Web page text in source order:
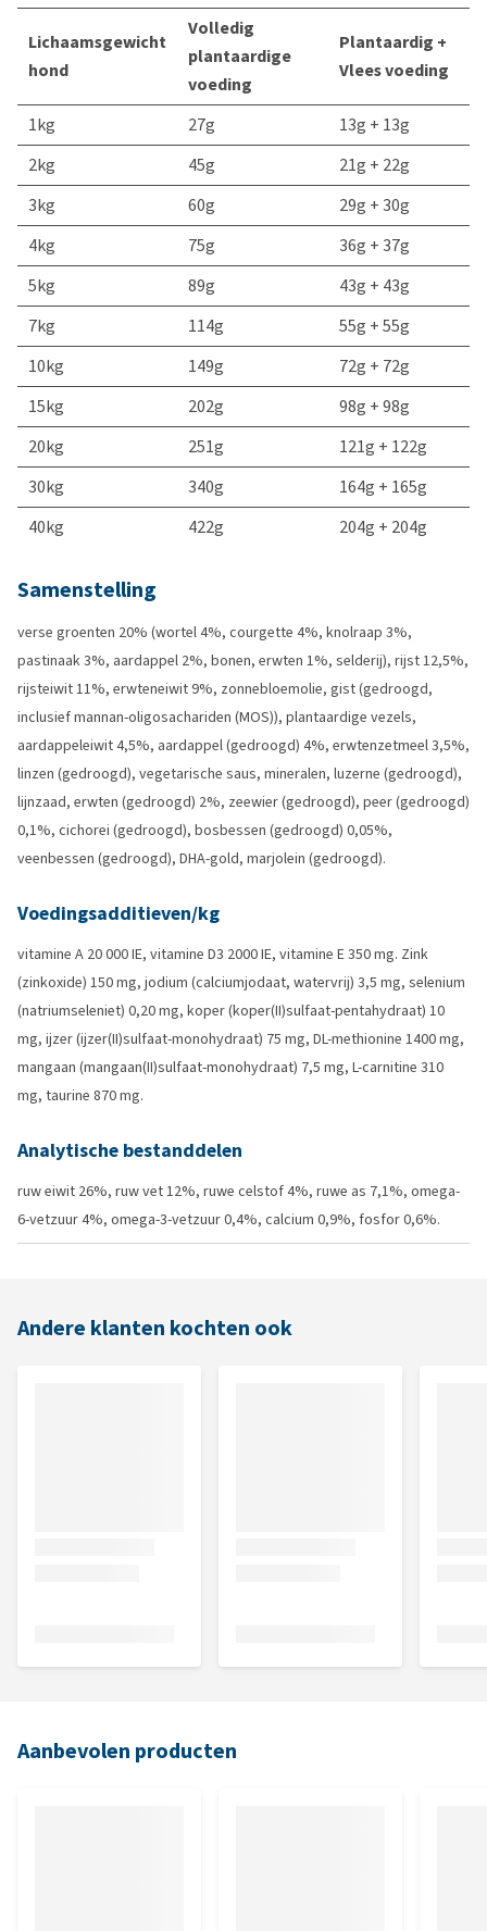
Lichaamsgewicht
hond
Volledig
plantaardige
voeding
Plantaardig +
Vlees voeding
1kg 27g
13g + 13g
2kg
45g
21g + 22g
3kg
60g
29g + 30g
4kg
75g
36g + 37g
5kg
89g
43g + 43g
7kg
114g
55g + 55g
10kg
149g
72g + 72g
15kg
202g
98g + 98g
20kg
251g
121g + 122g
30kg
340g
164g + 165g
40kg
422g 204g + 204g
Samenstelling
verse groenten 20% (wortel 4%, courgette 4%, knolraap 3%,
pastinaak 3%, aardappel 2%, bonen, erwten 1%, selderij), rijst 12,5%,
rijsteiwit 11%, erwteneiwit 9%, zonnebloemolie, gist (gedroogd,
inclusief mannan-oligosachariden (MOS)), plantaardige vezels,
aardappeleiwit 4,5%, aardappel (gedroogd) 4%, erwtenzetmeel 3,5%,
linzen (gedroogd), vegetarische saus, mineralen, luzerne (gedroogd),
lijnzaad, erwten (gedroogd) 2%, zeewier (gedroogd), peer (gedroogd)
0,1%, cichorei (gedroogd), bosbessen (gedroogd) 0,05%,
veenbessen (gedroogd), DHA-gold, marjolein (gedroogd).
Voedingsadditieven/kg
vitamine A 20 000 IE, vitamine D3 2000 IE, vitamine E 350 mg. Zink
(zinkoxide) 150 mg, jodium (calciumjodaat, watervrij) 3,5 mg, selenium
(natriumseleniet) 0,20 mg, koper (koper(II)sulfaat-pentahydraat) 10
mg, ijzer (ijzer(II)sulfaat-monohydraat) 75 mg, DL-methionine 1400 mg,
mangaan (mangaan(II)sulfaat-monohydraat) 7,5 mg, L-carnitine 310
mg, taurine 870 mg.
Analytische bestanddelen
ruw eiwit 26%, ruw vet 12%, ruwe celstof 4%, ruwe as 7,1%, omega-
6-vetzuur 4%, omega-3-vetzuur 0,4%, calcium 0,9%, fosfor 0,6%.
Andere klanten kochten ook
Aanbevolen producten